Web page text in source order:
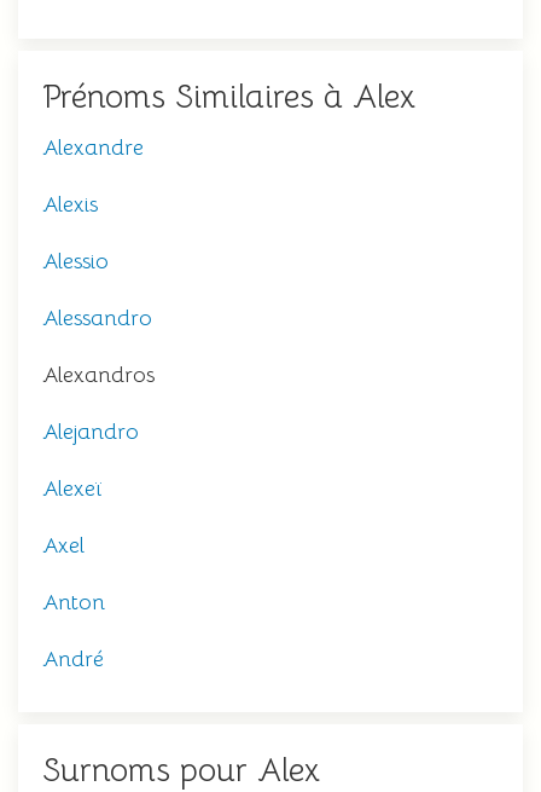
Prénoms Similaires à Alex
Alexandre
Alexis
Alessio
Alessandro
Alexandros
Alejandro
Alexeï
Axel
Anton
André
Surnoms pour Alex